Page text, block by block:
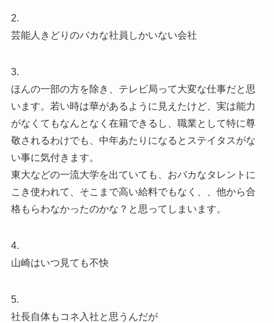
2.
芸能人きどりのバカな社員しかいない会社
3.
ほんの一部の方を除き、テレビ局って大変な仕事だと思
います。若い時は華があるように見えたけど、実は能力
がなくてもなんとなく在籍できるし、職業として特に尊
敬されるわけでも、中年あたりになるとステイタスがな
い事に気付きます。
東大などの一流大学を出ていても、おバカなタレントに
こき使われて、そこまで高い給料でもなく、、他から合
格もらわなかったのかな？と思ってしまいます。
4.
山崎はいつ見ても不快
5.
社長自体もコネ入社と思うんだが